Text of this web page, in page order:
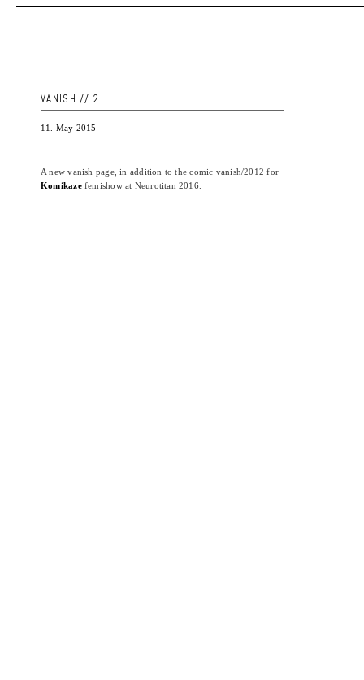
A new vanish page, in addition to the comic vanish/2012 for
Komikazefemishow at Neurotitan 2016.
VANISH // 2
11. May 2015